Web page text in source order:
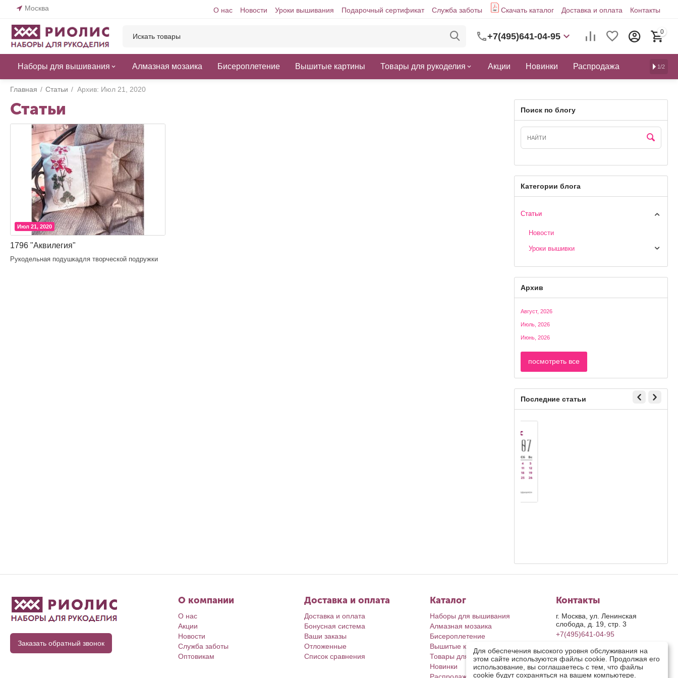
Москва О нас Новости Уроки вышивания Подарочный сертификат Служба заботы Скачать каталог Доставка и оплата Контакты
+7(495)641-04-95 0
Наборы для вышивания Алмазная мозаика Бисероплетение Вышитые картины Товары для рукоделия Акции Новинки Распродажа 1/2
Главная / Статьи / Архив: Июл 21, 2020
Статьи
Июл 21, 2020
1796 "Аквилегия"
Рукодельная подушкадля творческой подружки
Поиск по блогу
Категории блога
Статьи
Новости
Уроки вышивки
Архив
Август, 2026
Июль, 2026
Июнь, 2026
посмотреть все
Последние статьи
Заказать обратный звонок
О компании
О нас
Акции
Новости
Служба заботы
Оптовикам
Доставка и оплата
Доставка и оплата
Бонусная система
Ваши заказы
Отложенные
Список сравнения
Каталог
Наборы для вышивания
Алмазная мозаика
Бисероплетение
Вышитые картины
Товары для рукоделия
Новинки
Контакты
г. Москва, ул. Ленинская
слобода, д. 19, стр. 3
+7(495)641-04-95
пн-пт: с 9-00 до 17-00
сб, вс: выходные дни
retail@riolis.ru
Посмотреть на карте
Для обеспечения высокого уровня обслуживания на
этом сайте используются файлы cookie. Продолжая его
использование, вы соглашаетесь с тем, что файлы
cookie будут сохраняться на вашем компьютере.